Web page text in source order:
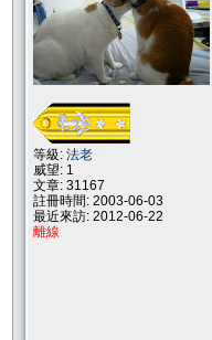
等級: 法老
威望: 1
文章: 31167
註冊時間: 2003-06-03
最近來訪: 2012-06-22
離線